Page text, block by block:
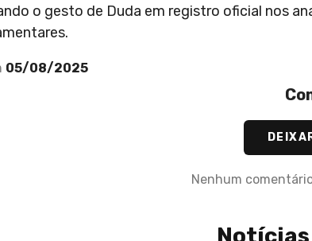
o gesto de Duda em registro oficial nos
05/08/2025
Nenhum